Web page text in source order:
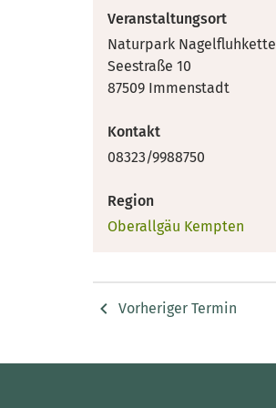
Veranstaltungsort
Naturpark Nagelfluhkette
Seestraße 10
87509 Immenstadt
Kontakt
08323/9988750
Region
Oberallgäu Kempten
Vorheriger Termin